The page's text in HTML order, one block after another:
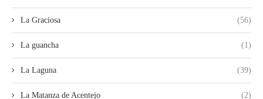
La Graciosa (56)
La guancha (1)
La Laguna (39)
La Matanza de Acentejo (2)